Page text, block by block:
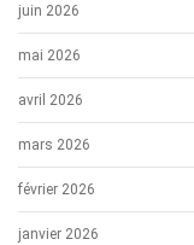
juin 2026
mai 2026
avril 2026
mars 2026
février 2026
janvier 2026